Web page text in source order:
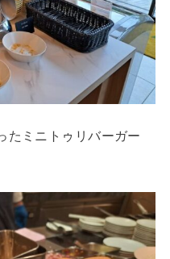
たミニトゥリバーガー